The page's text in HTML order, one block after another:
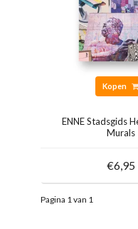
Kopen
ENNE Stadsgids
Murals
€6,95
Pagina 1 van 1